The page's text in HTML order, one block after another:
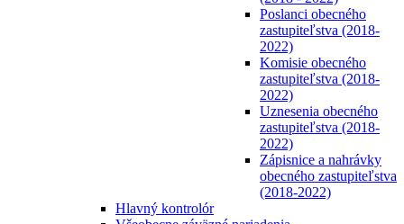
Poslanci obecného
zastupiteľstva (2018-
2022)
Komisie obecného
zastupiteľstva (2018-
2022)
Uznesenia obecného
zastupiteľstva (2018-
2022)
Zápisnice a nahrávky
obecného zastupiteľstva
(2018-2022)
Hlavný kontrolór